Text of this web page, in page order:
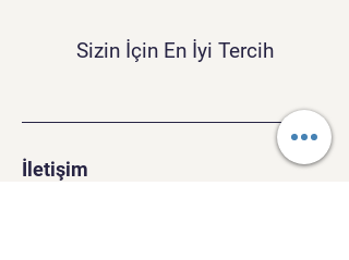
Sizin İçin En İyi Tercih
İletişim